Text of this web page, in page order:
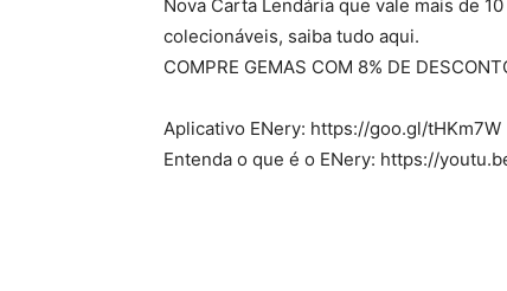
Nova Carta Lendária que vale mais de
colecionáveis, saiba tudo aqui.
COMPRE GEMAS COM 8% DE
Aplicativo ENery: https://goo.gl/tHKm7W
Entenda o que é o ENery: https://